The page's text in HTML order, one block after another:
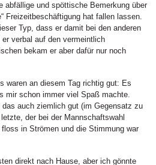
abfällige und spöttische Bemerkung über
Freizeitbeschäftigung hat fallen lassen.
Typ, dass er damit bei den anderen
verbal auf den vermeintlich
bekam er aber dafür nur noch
waren an diesem Tag richtig gut: Es
mir schon immer viel Spaß machte.
auch ziemlich gut (im Gegensatz zu
der bei der Mannschaftswahl
floss in Strömen und die Stimmung war
direkt nach Hause, aber ich gönnte